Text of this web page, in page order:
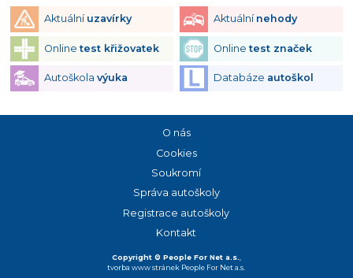
Aktuální uzavírky Aktuální nehody
Onlinetest křižovatek Onlinetest značek
Autoškola výuka Databáze autoškol
Copyright © People For Net a.s.,
tvorba www stránek People For Net a.s.
O nás
Cookies
Soukromí
Správa autoškoly
Registrace autoškoly
Kontakt